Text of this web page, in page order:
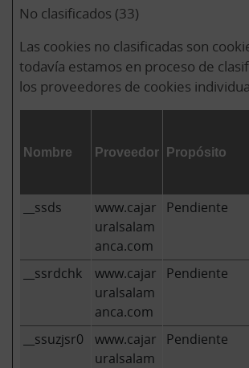
No clasificados (33)
Las cookies no clasificadas son
todavía estamos en proceso de
los proveedores de cookies
Nombre Proveedor Propósito
__ssds
www.cajar
uralsalam
anca.com
Pendiente
__ssrdchk
www.cajar
uralsalam
anca.com
Pendiente
__ssuzjsr0
www.cajar
uralsalam
Pendiente